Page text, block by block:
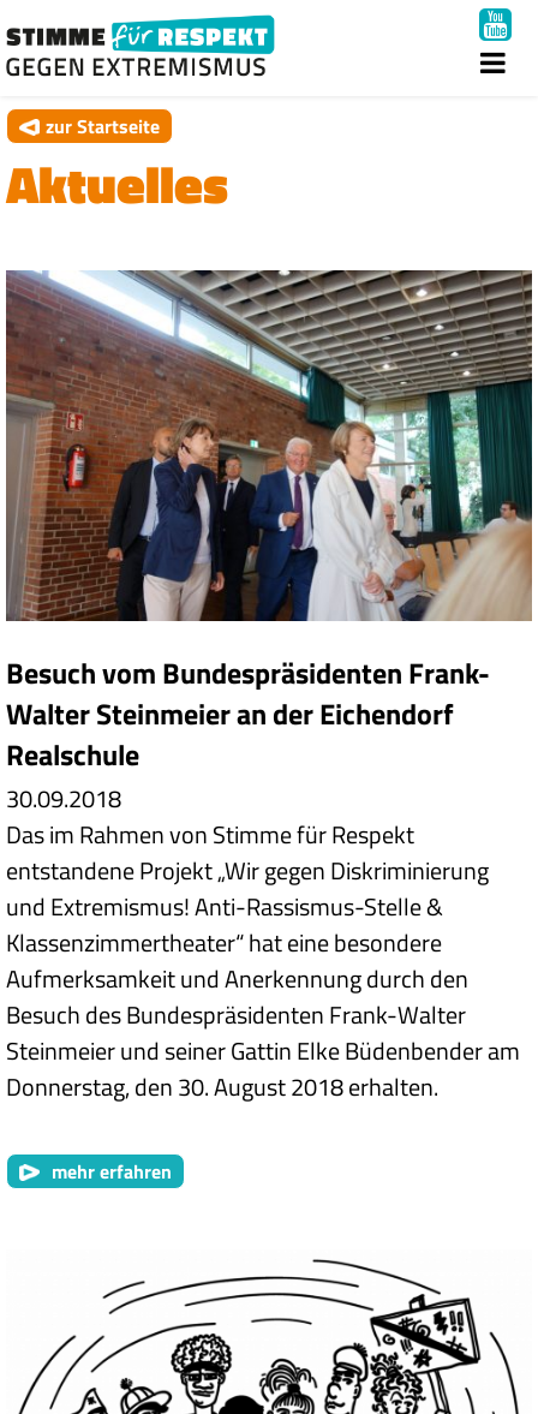
zur Startseite
Aktuelles
Besuch vom Bundespräsidenten Frank-
Walter Steinmeier an der Eichendorf
Realschule
30.09.2018
Das im Rahmen von Stimme für Respekt
entstandene Projekt „Wir gegen Diskriminierung
und Extremismus! Anti-Rassismus-Stelle &
Klassenzimmertheater“ hat eine besondere
Aufmerksamkeit und Anerkennung durch den
Besuch des Bundespräsidenten Frank-Walter
Steinmeier und seiner Gattin Elke Büdenbender am
Donnerstag, den 30. August 2018 erhalten.
mehr erfahren